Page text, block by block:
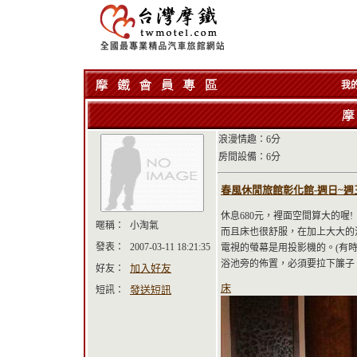
我
暱稱：
小淘氣
發表：
2007-03-11 18:21:35
好友：
加入好友
短訊： 發送短訊
浪漫情趣：6分
房間設備：6分
春風休閒旅館彰化館-週日~
休息680元，裡面空間算大的喔!
而且床也很舒服，在加上大大
電視的螢幕是用投影機的。(有
浴池旁的佈置，必須要拉下簾
床